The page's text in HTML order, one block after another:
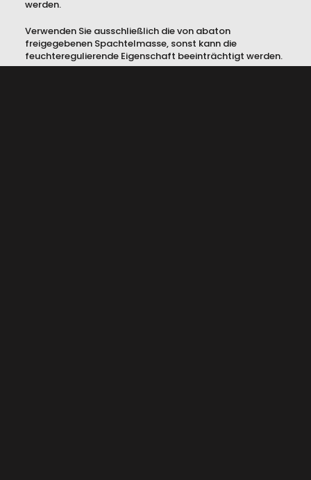
werden.
Verwenden Sie ausschließlich die von abaton
freigegebenen Spachtelmasse, sonst kann die
feuchteregulierende Eigenschaft beeinträchtigt werden.
©2026
abaton GmbH – Alle Rechte vorbehalten.
Gefördert von
Austria Wirtschaftservice